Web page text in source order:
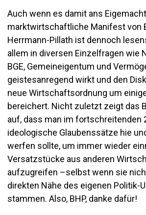
Auch wenn es damit ans
marktwirtschaftliche Manifest von
Herrmann-Pillath ist dennoch
allem in diversen Einzelfragen wie
BGE, Gemeineigentum und
geistesanregend wirkt und den
neue Wirtschaftsordnung um
bereichert. Nicht zuletzt zeigt das
auf, dass man im fortschreitenden
ideologische Glaubenssätze hie
werfen sollte, um immer wieder
Versatzstücke aus anderen
aufzugreifen –selbst wenn sie
direkten Nähe des eigenen Politik-
stammen. Also, BHP, danke dafür!